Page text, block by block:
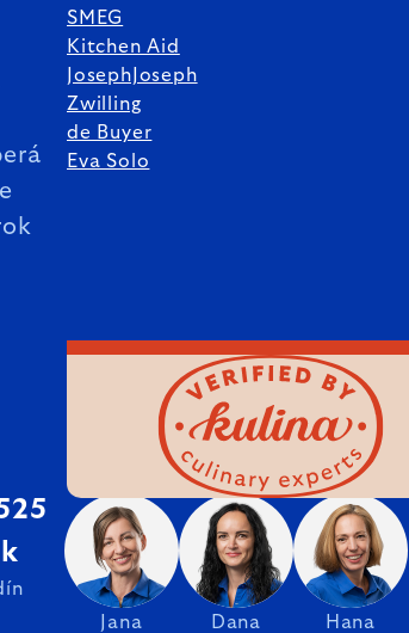
SMEG
Kitchen Aid
JosephJoseph
Zwilling
de Buyer
Eva Solo
Jana Dana Hana